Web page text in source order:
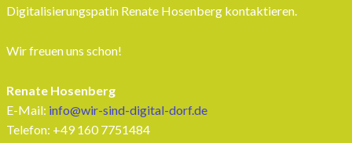
Digitalisierungspatin Renate Hosenberg kontaktieren.
Wir freuen uns schon!
Renate Hosenberg
E-Mail: info@wir-sind-digital-dorf.de
Telefon: ‭+49 160 7751484‬